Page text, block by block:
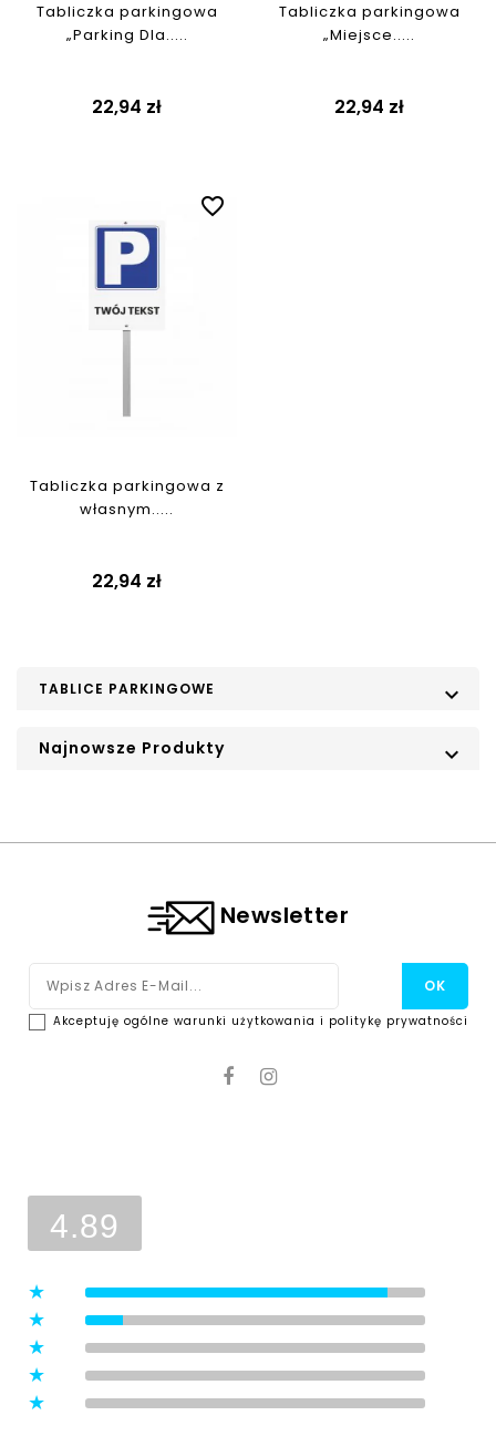
Tabliczka parkingowa
„Parking Dla.....
Cena
22,94 zł
Tabliczka parkingowa
„Miejsce.....
Cena
22,94 zł
favorite_border
Tabliczka parkingowa z
własnym.....
Cena
22,94 zł
TABLICE PARKINGOWE 
Najnowsze Produkty 
Newsletter
Akceptuję ogólne warunki użytkowania i politykę prywatności
4.89